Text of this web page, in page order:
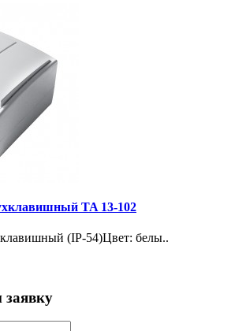
TA 13-102
(IP-54)Цвет: белы..
заявку